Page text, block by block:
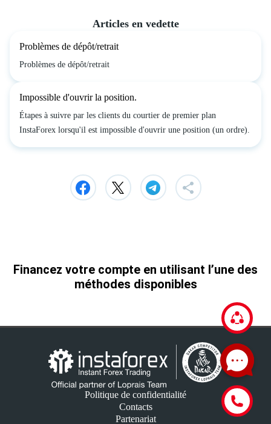
Articles en vedette
Problèmes de dépôt/retrait
Problèmes de dépôt/retrait
Impossible d'ouvrir la position.
Étapes à suivre par les clients du courtier de premier plan
InstaForex lorsqu'il est impossible d'ouvrir une position (un ordre).
Financez votre compte en utilisant l’une des
méthodes disponibles
Politique de confidentialité
Contacts
Partenariat